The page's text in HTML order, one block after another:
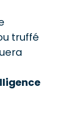
truffé